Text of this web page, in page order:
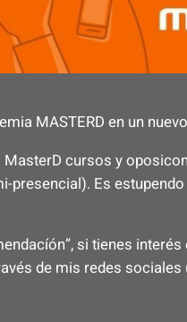
MASTERD en un
cursos y
presencial). Es
si tienes
de mis redes sociales